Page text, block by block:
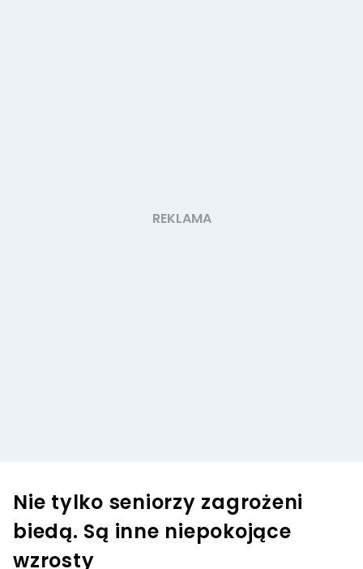
Nie tylko seniorzy zagrożeni
biedą. Są inne niepokojące
wzrosty